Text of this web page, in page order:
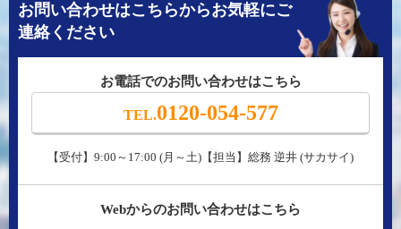
お問い合わせはこちらからお気軽にご
連絡ください
お電話でのお問い合わせはこちら
TEL.0120-054-577
【受付】9:00～17:00 (月～土)【担当】総務 逆井 (サカサイ)
Webからのお問い合わせはこちら